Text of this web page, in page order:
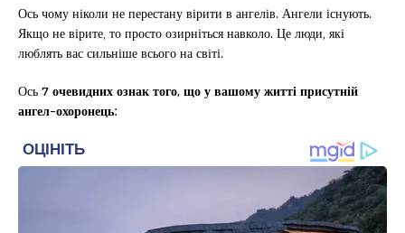
Ось чому ніколи не перестану вірити в ангелів. Ангели існують.
Якщо не вірите, то просто озирніться навколо. Це люди, які
люблять вас сильніше всього на світі.
Ось7 очевидних ознак того, що у вашому житті присутній
ангел-охоронець: